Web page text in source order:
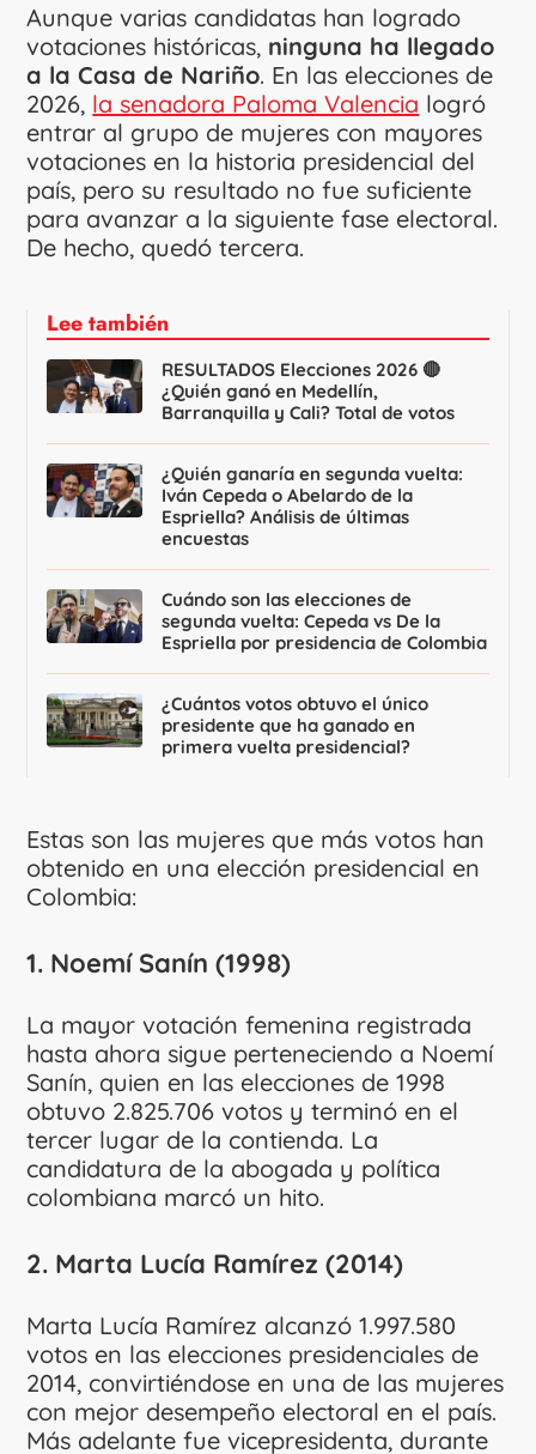
Aunque varias candidatas han logrado
votaciones históricas, ninguna ha llegado
a la Casa de Nariño. En las elecciones de
2026, la senadora Paloma Valencia logró
entrar al grupo de mujeres con mayores
votaciones en la historia presidencial del
país, pero su resultado no fue suficiente
para avanzar a la siguiente fase electoral.
De hecho, quedó tercera.
Lee también
RESULTADOS Elecciones 2026 🔴
¿Quién ganó en Medellín,
Barranquilla y Cali? Total de votos
¿Quién ganaría en segunda vuelta:
Iván Cepeda o Abelardo de la
Espriella? Análisis de últimas
encuestas
Cuándo son las elecciones de
segunda vuelta: Cepeda vs De la
Espriella por presidencia de Colombia
¿Cuántos votos obtuvo el único
presidente que ha ganado en
primera vuelta presidencial?
Estas son las mujeres que más votos han
obtenido en una elección presidencial en
Colombia:
1. Noemí Sanín (1998)
La mayor votación femenina registrada
hasta ahora sigue perteneciendo a Noemí
Sanín, quien en las elecciones de 1998
obtuvo 2.825.706 votos y terminó en el
tercer lugar de la contienda. La
candidatura de la abogada y política
colombiana marcó un hito.
2. Marta Lucía Ramírez (2014)
Marta Lucía Ramírez alcanzó 1.997.580
votos en las elecciones presidenciales de
2014, convirtiéndose en una de las mujeres
con mejor desempeño electoral en el país.
Más adelante fue vicepresidenta, durante